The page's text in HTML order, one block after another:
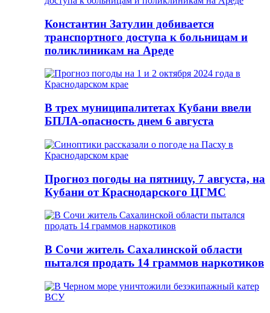
Константин Затулин добивается
транспортного доступа к больницам и
поликлиникам на Ареде
В трех муниципалитетах Кубани ввели
БПЛА-опасность днем 6 августа
Прогноз погоды на пятницу, 7 августа, на
Кубани от Краснодарского ЦГМС
В Сочи житель Сахалинской области
пытался продать 14 граммов наркотиков